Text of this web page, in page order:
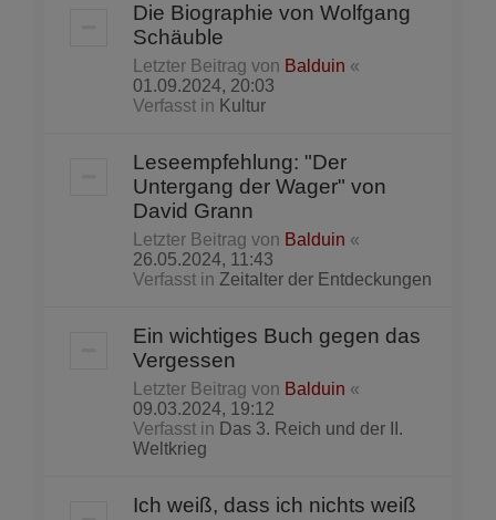
Die Biographie von Wolfgang
Schäuble
Letzter Beitrag von Balduin «
01.09.2024, 20:03
Verfasst in Kultur
Leseempfehlung: "Der
Untergang der Wager" von
David Grann
Letzter Beitrag von Balduin «
26.05.2024, 11:43
Verfasst in Zeitalter der Entdeckungen
Ein wichtiges Buch gegen das
Vergessen
Letzter Beitrag von Balduin «
09.03.2024, 19:12
Verfasst in Das 3. Reich und der II.
Weltkrieg
Ich weiß, dass ich nichts weiß